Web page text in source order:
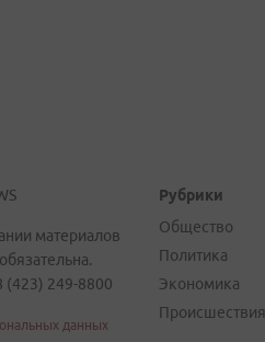
материалов
(423) 249-8800
данных
Рубрики
Общество
Политика
Экономика
Происшествия